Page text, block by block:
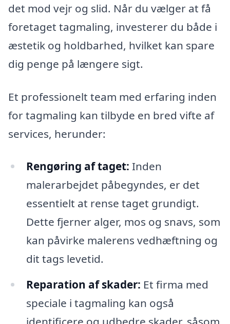
det mod vejr og slid. Når du vælger at få
foretaget tagmaling, investerer du både i
æstetik og holdbarhed, hvilket kan spare
dig penge på længere sigt.
Et professionelt team med erfaring inden
for tagmaling kan tilbyde en bred vifte af
services, herunder:
Rengøring af taget: Inden
malerarbejdet påbegyndes, er det
essentielt at rense taget grundigt.
Dette fjerner alger, mos og snavs, som
kan påvirke malerens vedhæftning og
dit tags levetid.
Reparation af skader: Et firma med
speciale i tagmaling kan også